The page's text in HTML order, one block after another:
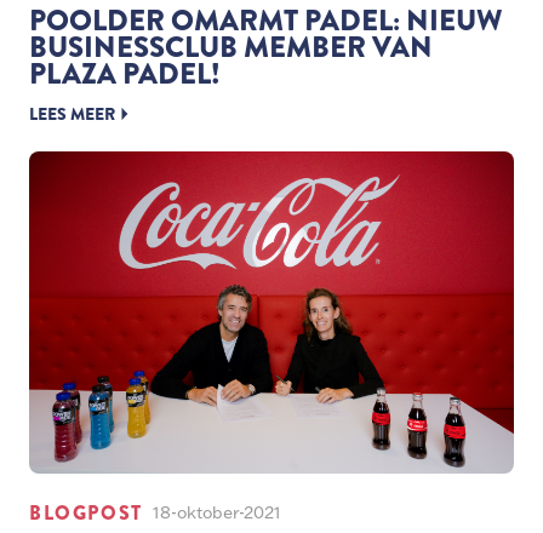
POOLDER OMARMT PADEL: NIEUW
BUSINESSCLUB MEMBER VAN
PLAZA PADEL!
LEES MEER
BLOGPOST 18-oktober-2021